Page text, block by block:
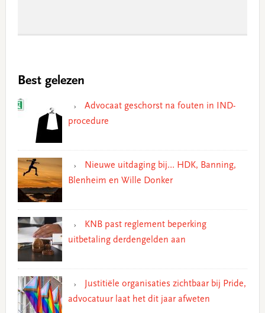
Best gelezen
Advocaat geschorst na fouten in IND-
procedure
Nieuwe uitdaging bij… HDK, Banning,
Blenheim en Wille Donker
KNB past reglement beperking
uitbetaling derdengelden aan
Justitiële organisaties zichtbaar bij Pride,
advocatuur laat het dit jaar afweten